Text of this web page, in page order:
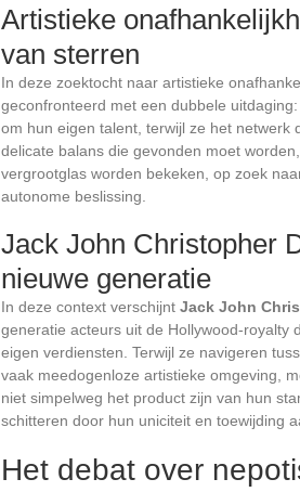
Artistieke
van sterren
In deze zoektocht naar artistieke
geconfronteerd met een dubbele
om hun eigen talent, terwijl ze het netwerk
delicate balans die gevonden moet
vergrootglas worden bekeken, op zoek
autonome beslissing.
Jack John Christopher
nieuwe generatie
In deze context verschijnt Jack John
generatie acteurs uit de Hollywood-royalty
eigen verdiensten. Terwijl ze navigeren
vaak meedogenloze artistieke omgeving,
niet simpelweg het product zijn van hun
schitteren door hun uniciteit en toewijding
Het debat over